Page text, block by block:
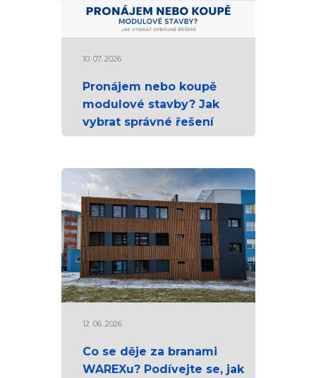
10. 07. 2026
Pronájem nebo koupě
modulové stavby? Jak
vybrat správné řešení
12. 06. 2026
Co se děje za branami
WAREXu? Podívejte se, jak